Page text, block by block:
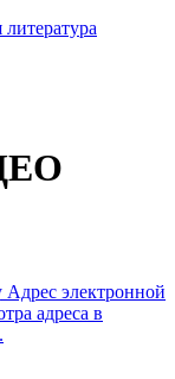
Адрес электронной
адреса в